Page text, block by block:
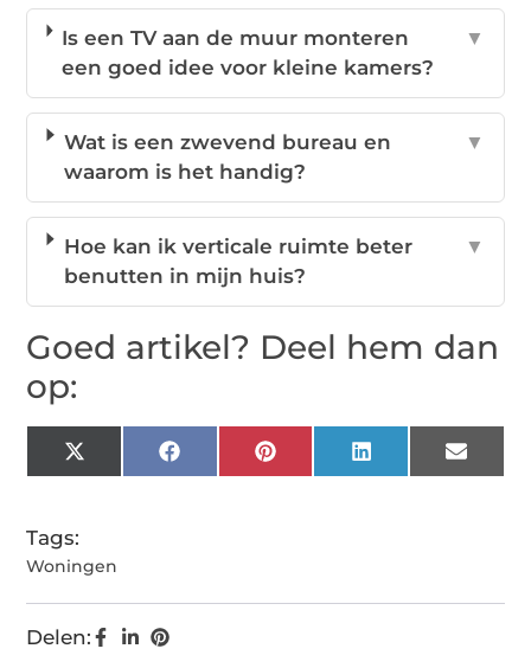
Is een TV aan de muur monteren
een goed idee voor kleine kamers?
▼
Wat is een zwevend bureau en
waarom is het handig?
▼
Hoe kan ik verticale ruimte beter
benutten in mijn huis?
▼
Goed artikel? Deel hem dan
op:
X
(Twitter)
FacebookPinterestLinkedIn Email
Tags:
Woningen
Delen: